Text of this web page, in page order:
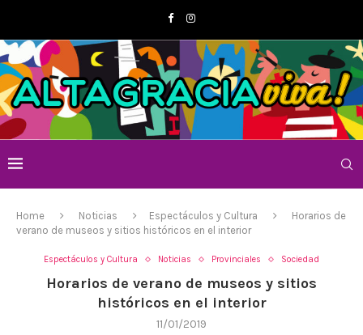
Home Noticias Espectáculos y Cultura
Horarios de
verano de museos y sitios históricos en el interior
Espectáculos y Cultura Noticias Provinciales Sociedad
Horarios de verano de museos y sitios
históricos en el interior
11/01/2019